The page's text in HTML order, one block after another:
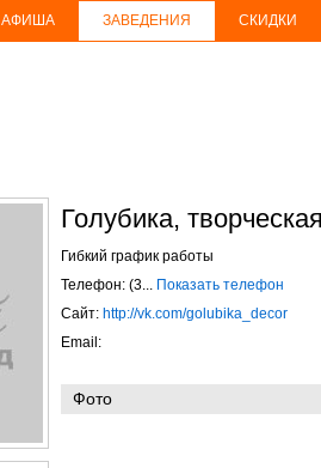
АФИША ЗАВЕДЕНИЯ СКИДКИ
Голубика,
Гибкий график работы
Телефон: (3... Показать телефон
Сайт: http://vk.com/golubika_decor
Email:
Фото